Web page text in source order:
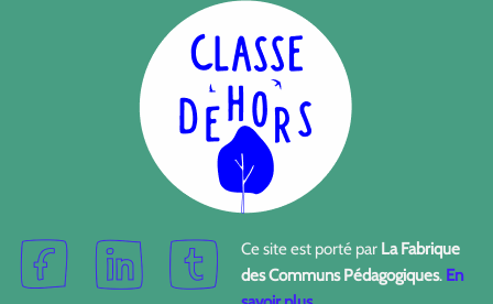
Ce site est porté par La Fabrique
des Communs Pédagogiques. En